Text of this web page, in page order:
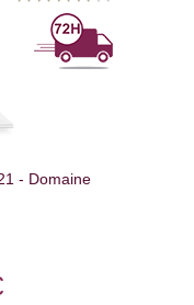
- Domaine